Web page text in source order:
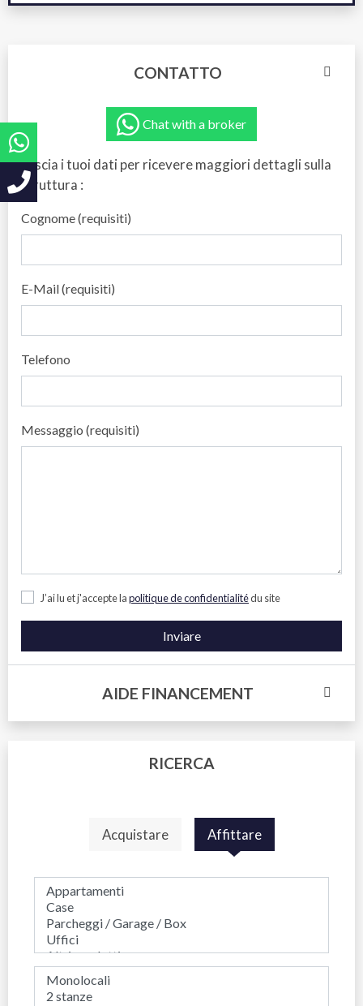
CONTATTO
Chat with a broker
Lascia i tuoi dati per ricevere maggiori dettagli sulla
struttura :
Cognome (requisiti)
E-Mail (requisiti)
Telefono
Messaggio (requisiti)
J’ai lu et j'accepte lapolitique de confidentialitédu site
Inviare
AIDE FINANCEMENT
RICERCA
Acquistare Affittare